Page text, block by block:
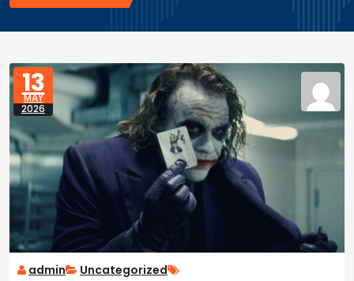
13
MAY
2026
admin Uncategorized